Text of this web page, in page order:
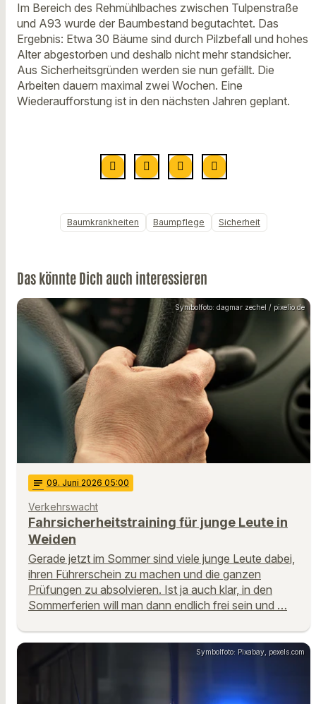
Im Bereich des Rehmühlbaches zwischen Tulpenstraße
und A93 wurde der Baumbestand begutachtet. Das
Ergebnis: Etwa 30 Bäume sind durch Pilzbefall und hohes
Alter abgestorben und deshalb nicht mehr standsicher.
Aus Sicherheitsgründen werden sie nun gefällt. Die
Arbeiten dauern maximal zwei Wochen. Eine
Wiederaufforstung ist in den nächsten Jahren geplant.
Baumkrankheiten Baumpflege Sicherheit
Das könnte Dich auch interessieren
Symbolfoto: dagmar zechel / pixelio.de
notes 09. Juni 2026 05:00
Verkehrswacht
Fahrsicherheitstraining für junge Leute in
Weiden
Gerade jetzt im Sommer sind viele junge Leute dabei,
ihren Führerschein zu machen und die ganzen
Prüfungen zu absolvieren. Ist ja auch klar, in den
Sommerferien will man dann endlich frei sein und …
Symbolfoto: Pixabay, pexels.com